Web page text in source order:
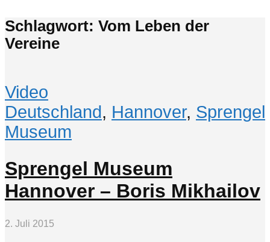
Schlagwort: Vom Leben der
Vereine
Video
Deutschland, Hannover, Sprengel
Museum
Sprengel Museum
Hannover – Boris Mikhailov
2. Juli 2015